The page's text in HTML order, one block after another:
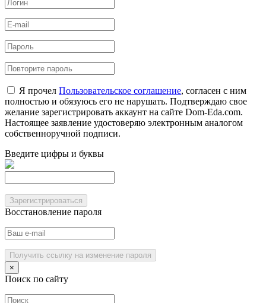
Я прочел Пользовательское соглашение, согласен с ним
полностью и обязуюсь его не нарушать. Подтверждаю свое
желание зарегистрировать аккаунт на сайте Dom-Eda.com.
Настоящее заявление удостоверяю электронным аналогом
собственноручной подписи.
Введите цифры и буквы
Зарегистрироваться
Восстановление пароля
Получить ссылку на изменение пароля
×
Поиск по сайту